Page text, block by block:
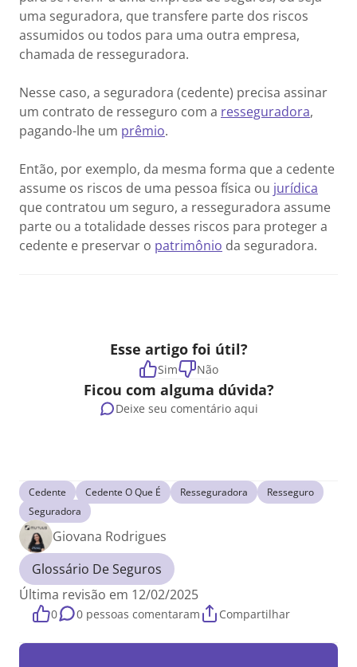
uma seguradora, que transfere parte dos riscos
assumidos ou todos para uma outra empresa,
chamada de resseguradora.
Nesse caso, a seguradora (cedente) precisa assinar
um contrato de resseguro com a resseguradora,
pagando-lhe um prêmio.
Então, por exemplo, da mesma forma que a cedente
assume os riscos de uma pessoa física ou jurídica
que contratou um seguro, a resseguradora assume
parte ou a totalidade desses riscos para proteger a
cedente e preservar o patrimônio da seguradora.
Esse artigo foi útil?
Sim Não
Ficou com alguma dúvida?
Deixe seu comentário aqui
Cedente Cedente O Que É Resseguradora
Resseguro
Seguradora
Giovana Rodrigues
Glossário De Seguros
Última revisão em 12/02/2025
0 0 pessoas comentaram Compartilhar